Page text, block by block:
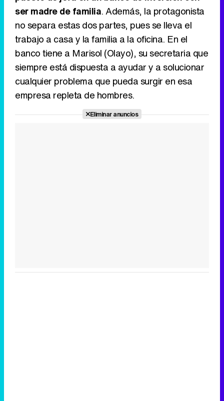
ser madre de familia. Además, la protagonista
no separa estas dos partes, pues se lleva el
trabajo a casa y la familia a la oficina. En el
banco tiene a Marisol (Olayo), su secretaria que
siempre está dispuesta a ayudar y a solucionar
cualquier problema que pueda surgir en esa
empresa repleta de hombres.
Eliminar anuncios